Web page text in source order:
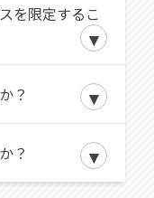
。
・パスワー
ごとにログイ
。なお、「し
子証明書方式
るログインID
で、ログイ
数表示される
を選択してく
を限定するこ
管理者ユー
うことができ
明細照会の利
？
ザ・一般ユー
録いただけま
？